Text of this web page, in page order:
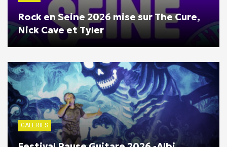
Rock en Seine 2026 mise sur The Cure,
Nick Cave et Tyler
GALERIES